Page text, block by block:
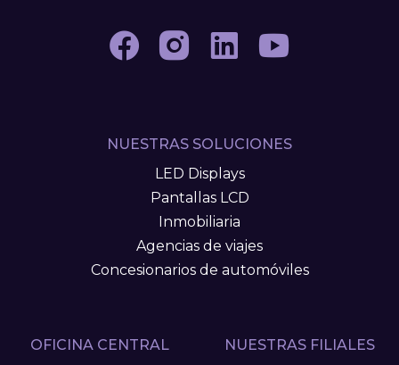
NUESTRAS SOLUCIONES
LED Displays
Pantallas LCD
Inmobiliaria
Agencias de viajes
Concesionarios de automóviles
OFICINA CENTRAL
NUESTRAS FILIALES